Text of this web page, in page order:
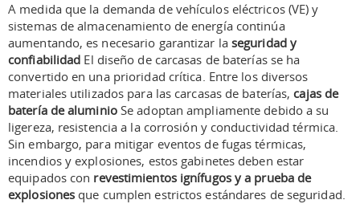
A medida que la demanda de vehículos eléctricos (VE) y
sistemas de almacenamiento de energía continúa
aumentando, es necesario garantizar la seguridad y
confiabilidad El diseño de carcasas de baterías se ha
convertido en una prioridad crítica. Entre los diversos
materiales utilizados para las carcasas de baterías,cajas de
batería de aluminioSe adoptan ampliamente debido a su
ligereza, resistencia a la corrosión y conductividad térmica.
Sin embargo, para mitigar eventos de fugas térmicas,
incendios y explosiones, estos gabinetes deben estar
equipados con revestimientos ignífugos y a prueba de
explosiones que cumplen estrictos estándares de seguridad.